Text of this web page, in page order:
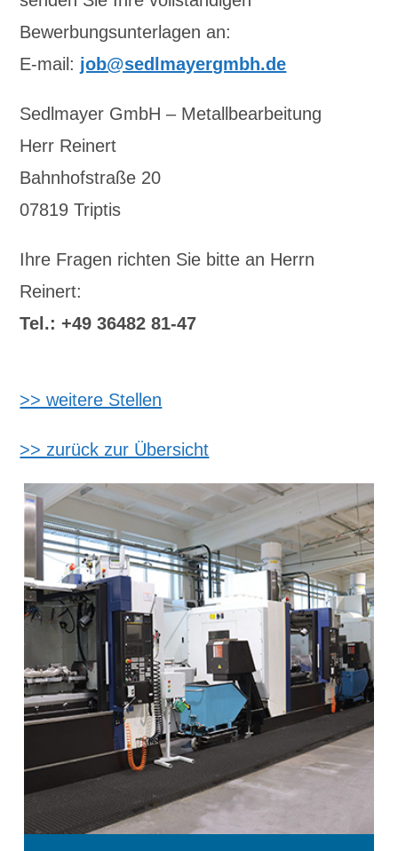
Bewerbungsunterlagen an:
E-mail: job@sedlmayergmbh.de
Sedlmayer GmbH – Metallbearbeitung
Herr Reinert
Bahnhofstraße 20
07819 Triptis
Ihre Fragen richten Sie bitte an Herrn
Reinert:
Tel.: +49 36482 81-47
>> weitere Stellen
>> zurück zur Übersicht